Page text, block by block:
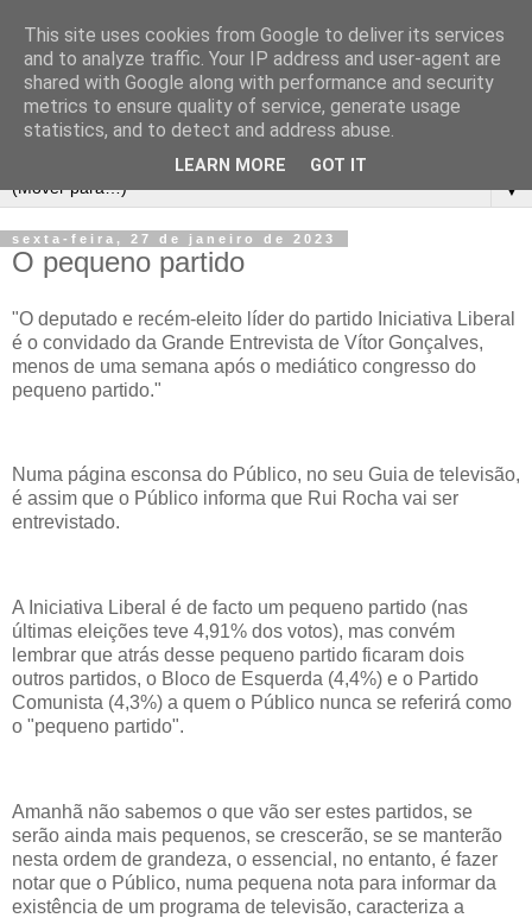
▼
sexta-feira, 27 de janeiro de 2023
O pequeno partido
"O deputado e recém-eleito líder do partido Iniciativa Liberal
é o convidado da Grande Entrevista de Vítor Gonçalves,
menos de uma semana após o mediático congresso do
pequeno partido."
Numa página esconsa do Público, no seu Guia de televisão,
é assim que o Público informa que Rui Rocha vai ser
entrevistado.
A Iniciativa Liberal é de facto um pequeno partido (nas
últimas eleições teve 4,91% dos votos), mas convém
lembrar que atrás desse pequeno partido ficaram dois
outros partidos, o Bloco de Esquerda (4,4%) e o Partido
Comunista (4,3%) a quem o Público nunca se referirá como
o "pequeno partido".
Amanhã não sabemos o que vão ser estes partidos, se
serão ainda mais pequenos, se crescerão, se se manterão
nesta ordem de grandeza, o essencial, no entanto, é fazer
notar que o Público, numa pequena nota para informar da
existência de um programa de televisão, caracteriza a
This site uses cookies from Google to deliver its services
and to analyze traffic. Your IP address and user-agent are
shared with Google along with performance and security
metrics to ensure quality of service, generate usage
statistics, and to detect and address abuse.
LEARN MORE GOT IT